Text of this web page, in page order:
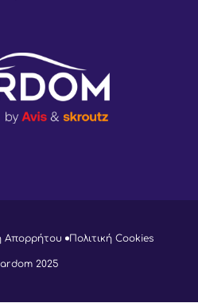
Απορρήτου Πολιτική Cookies
2025